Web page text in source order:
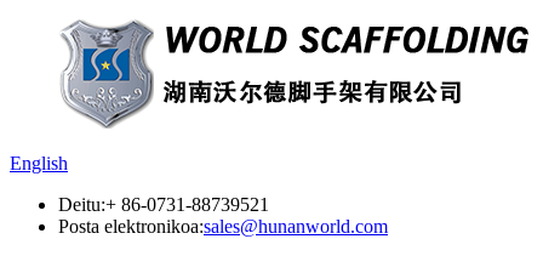
English
Deitu:+ 86-0731-88739521
Posta elektronikoa:sales@hunanworld.com